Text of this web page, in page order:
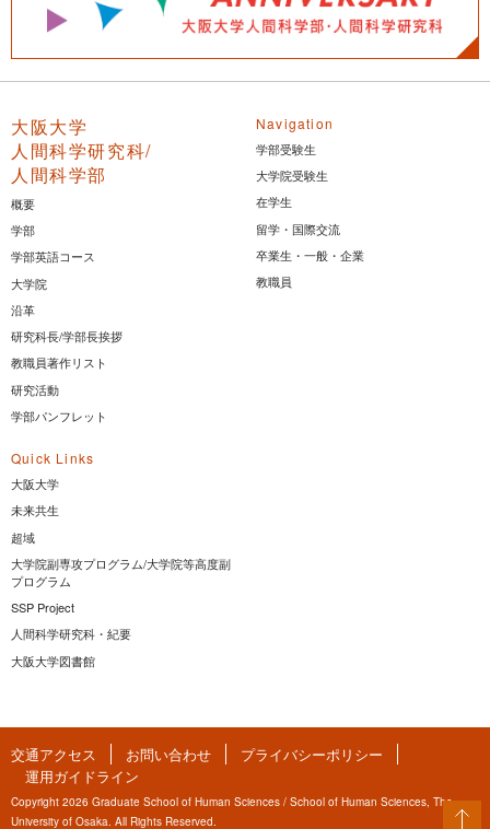
大阪大学
人間科学研究科/
人間科学部
概要
学部
学部英語コース
大学院
沿革
研究科長/学部長挨拶
教職員著作リスト
研究活動
学部パンフレット
Navigation
学部受験生
大学院受験生
在学生
留学・国際交流
卒業生・一般・企業
教職員
Quick Links
大阪大学
未来共生
超域
大学院副専攻プログラム/大学院等高度副
プログラム
SSP Project
人間科学研究科・紀要
大阪大学図書館
交通アクセス お問い合わせ
プライバシーポリシー
運用ガイドライン
Copyright 2026 Graduate School of Human Sciences / School of Human Sciences, The
University of Osaka. All Rights Reserved.